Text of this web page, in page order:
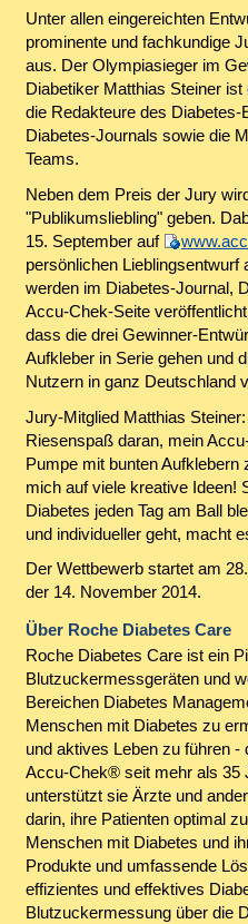
Unter allen eingereichten
prominente und fachkundige
aus. Der Olympiasieger im
Diabetiker Matthias Steiner
die Redakteure des Diabetes-
Diabetes-Journals sowie die
Teams.
Neben dem Preis der Jury
"Publikumsliebling" geben.
15. September auf
persönlichen Lieblingsentwurf
werden im Diabetes-Journal,
Accu-Chek-Seite
dass die drei Gewinner-
Aufkleber in Serie gehen und
Nutzern in ganz Deutschland
Jury-Mitglied Matthias
Riesenspaß daran, mein
Pumpe mit bunten
mich auf viele kreative Ideen!
Diabetes jeden Tag am Ball
und individueller geht, macht
Der Wettbewerb startet am
der 14. November 2014.
Über Roche Diabetes Care
Roche Diabetes Care ist ein
Blutzuckermessgeräten und
Bereichen Diabetes
Menschen mit Diabetes zu
und aktives Leben zu führen
Accu-Chek® seit mehr als 35
unterstützt sie Ärzte und
darin, ihre Patienten optimal
Menschen mit Diabetes und
Produkte und umfassende
effizientes und effektives
Blutzuckermessung über die